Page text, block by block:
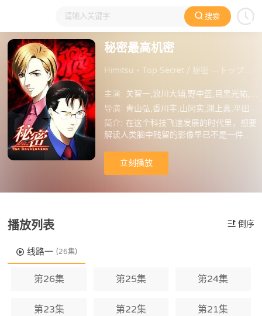
搜索
大家在看 日本动漫 国产动漫 欧美动漫
秘密最高机密
Himitsu - Top Secret / 秘密 ―トップ・シークレット― / 秘密：最高机密
主演: 关智一,浪川大辅,野中蓝,目黑光祐,滨田贤二,真殿光昭,仙台惠理,大塚芳忠
导演: 青山弘,香川丰,山冈实,渊上真,平田丰,所俊克,石塚敦子,渡边琴乃,八田洋介,日色如夏
简介: 在这个科技飞速发展的时代里，想要
解读人类脑中残留的影像早已不是一件难
织——第九研究室应运而生。在室长薪刚
（关智一 配音）的带领下，身强体壮的青
地奈奈子（野中蓝 配音）等精明强干的队
迅速和简单，但其中涉及到的有关隐私和
晰的分界线也成了组员们要面对的一大难
立刻播放
播放列表 倒序
线路一 (26集)
第26集 第25集 第24集
第23集 第22集 第21集